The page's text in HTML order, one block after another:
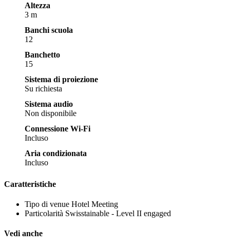
Altezza
3 m
Banchi scuola
12
Banchetto
15
Sistema di proiezione
Su richiesta
Sistema audio
Non disponibile
Connessione Wi-Fi
Incluso
Aria condizionata
Incluso
Caratteristiche
Tipo di venue Hotel Meeting
Particolarità Swisstainable - Level II engaged
Vedi anche